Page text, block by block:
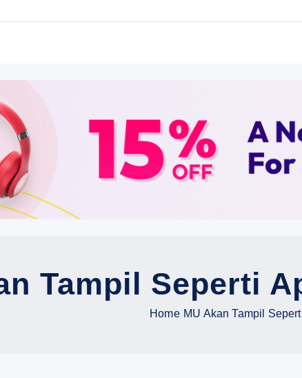
c
Tampil Seperti
Home MU Akan Tampil